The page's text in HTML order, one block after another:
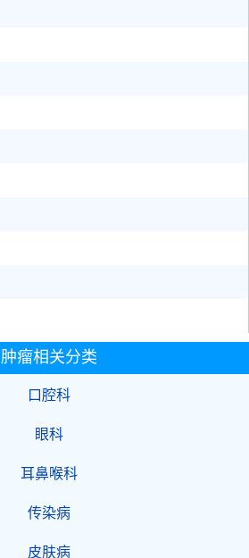
肿瘤相关分类
口腔科
眼科
耳鼻喉科
传染病
皮肤病